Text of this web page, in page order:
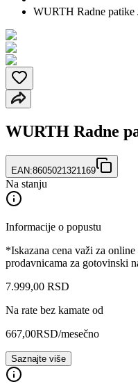
WURTH Radne patike
WURTH Radne
EAN:8605021321169
Na stanju
Informacije o popustu
*Iskazana cena važi za
prodavnicama za gotovinski
7.999,00 RSD
Na rate bez kamate od
667,00RSD/mesečno
Saznajte više